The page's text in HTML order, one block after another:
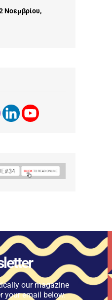
Νοεμβρίου,
our magazine
your email below.